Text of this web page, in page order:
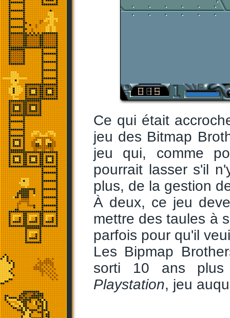
Ce qui était
jeu des Bitmap
jeu qui, comme
pourrait lasser s'il
plus, de la gestion
À deux, ce jeu
mettre des taules à
parfois pour qu'il
Les Bipmap
sorti 10 ans
Playstation, jeu